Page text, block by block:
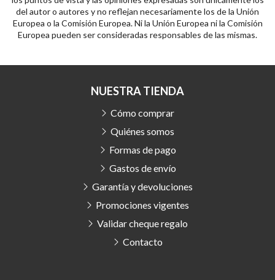
del autor o autores y no reflejan necesariamente los de la Unión
Europea o la Comisión Europea. Ni la Unión Europea ni la Comisión
Europea pueden ser consideradas responsables de las mismas.
NUESTRA TIENDA
Cómo comprar
Quiénes somos
Formas de pago
Gastos de envío
Garantía y devoluciones
Promociones vigentes
Validar cheque regalo
Contacto